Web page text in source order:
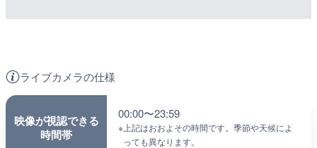
ライブカメラの仕様
映像が視認できる
時間帯
00:00〜23:59
※ 上記はおおよその時間です。季節や天候によ
っても異なります。